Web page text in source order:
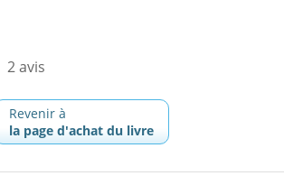
2 avis
Revenir à
la page d'achat du livre